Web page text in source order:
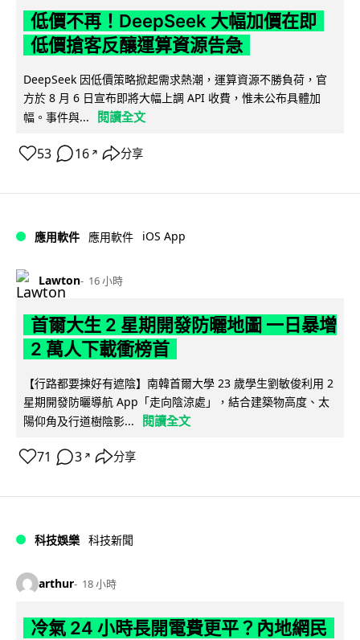
低價不再！DeepSeek 大幅加價在即
低價搶客反釀運算資源告急
DeepSeek 因低價策略掀起需求熱潮，運算資源不勝負荷，官
方於 8 月 6 日宣布即將大幅上調 API 收費，惟未公布具體加
幅。事件與...
閱讀全文
53 16 ↗ 分享
應用軟件 應用軟件 iOS App
Lawton 16 小時
首爾大生 2 星期開發防曬地圖 一日暴增
2 萬人下載衝榜首
【行路都要揀好有遮陰】南韓首爾大學 23 歲學生劉敏俊利用 2
星期開發防曬導航 App「走向陰涼處」，結合建築物高度、太
陽仰角及行道樹陰影...
閱讀全文
71 3 ↗ 分享
科技娛樂 科技新聞
arthur 18 小時
冷氣 24 小時長開電費更平？內地網民